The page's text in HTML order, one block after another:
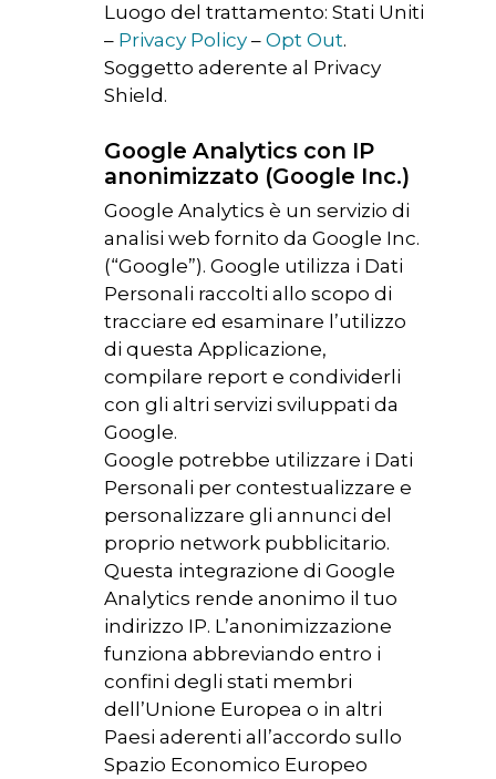
Luogo del trattamento: Stati Uniti
– Privacy Policy – Opt Out.
Soggetto aderente al Privacy
Shield.
Google Analytics con IP
anonimizzato (Google Inc.)
Google Analytics è un servizio di
analisi web fornito da Google Inc.
(“Google”). Google utilizza i Dati
Personali raccolti allo scopo di
tracciare ed esaminare l’utilizzo
di questa Applicazione,
compilare report e condividerli
con gli altri servizi sviluppati da
Google.
Google potrebbe utilizzare i Dati
Personali per contestualizzare e
personalizzare gli annunci del
proprio network pubblicitario.
Questa integrazione di Google
Analytics rende anonimo il tuo
indirizzo IP. L’anonimizzazione
funziona abbreviando entro i
confini degli stati membri
dell’Unione Europea o in altri
Paesi aderenti all’accordo sullo
Spazio Economico Europeo